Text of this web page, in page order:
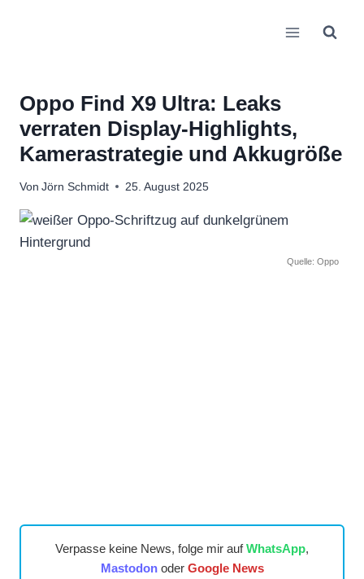
Oppo Find X9 Ultra: Leaks
verraten Display-Highlights,
Kamerastrategie und Akkugröße
Von Jörn Schmidt 25. August 2025
Quelle: Oppo
Verpasse keine News, folge mir aufWhatsApp,
Mastodonoder Google News